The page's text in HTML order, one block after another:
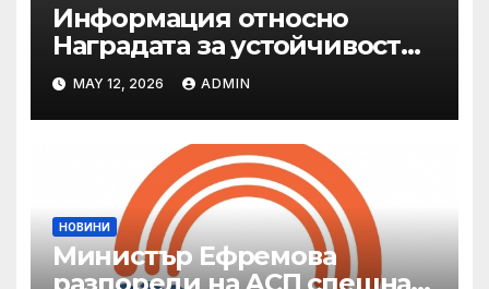
Информация относно
Наградата за устойчивост
на ОАЕ „Зайед“
MAY 12, 2026 ADMIN
НОВИНИ
Министър Ефремова